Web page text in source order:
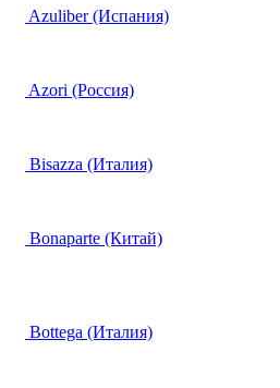
Azuliber (Испания)
Azori (Россия)
Bisazza (Италия)
Bonaparte (Китай)
Bottega (Италия)